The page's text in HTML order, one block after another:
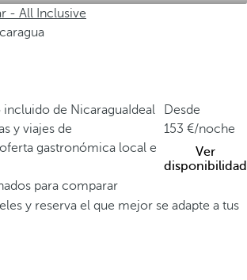
- All Inclusive
de Nicaragua Ideal
y viajes de
gastronómica local e
Desde
153
/noche
Ver
disponibilidad
para comparar
y reserva el que mejor se adapte a tus